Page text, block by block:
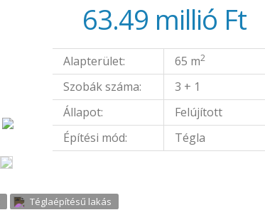
63.49 millió Ft
Alapterület: 65 m2
Szobák száma:
3 + 1
Állapot:
Felújított
Építési mód:
Tégla
Téglaépítésű lakás